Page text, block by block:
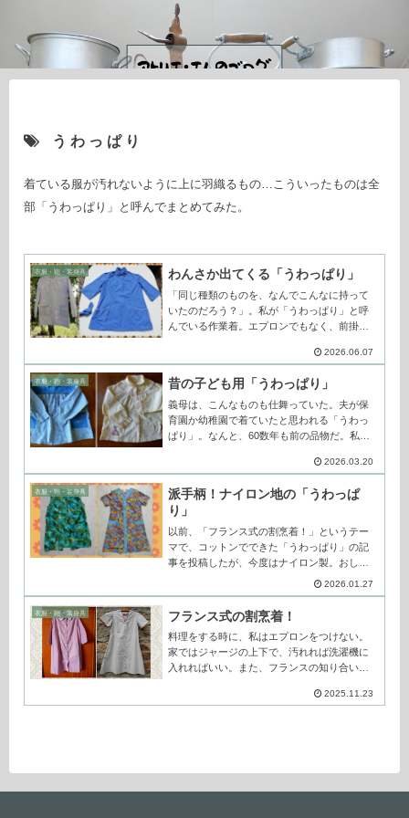
うわっぱり
着ている服が汚れないように上に羽織るもの…こういったものは全
部「うわっぱり」と呼んでまとめてみた。
衣服・鞄・装身具 わんさか出てくる「うわっぱり」
「同じ種類のものを、なんでこんなに持って
いたのだろう？」。私が「うわっぱり」と呼
んでいる作業着。エプロンでもなく、前掛け
衣料を、義母はいっぱい持っていた。彼女は
2026.06.07
衣服・鞄・装身具 昔の子ども用「うわっぱり」
義母は、こんなものも仕舞っていた。夫が保
育園か幼稚園で着ていたと思われる「うわっ
ぱり」。なんと、60数年も前の品物だ。私の
「うわっぱり」をみんなお揃いで着ていたっ
2026.03.20
衣服・鞄・装身具
派手柄！ナイロン地の「うわっぱ
り」
以前、「フランス式の割烹着！」というテー
マで、コットンでできた「うわっぱり」の記
事を投稿したが、今度はナイロン製。おしと
やかな雰囲気のあるコットンのものに比べ
て、こちらは色彩豊かな派手柄だ。右側のう
わっぱりから頭に浮かんだのが「サイケ」フ
ァ...
2026.01.27
衣服・鞄・装身具 フランス式の割烹着！
料理をする時に、私はエプロンをつけない。
家ではジャージの上下で、汚れれば洗濯機に
入れればいい。また、フランスの知り合いが
とも、まずない。日本では、どう？写真は、
2025.11.23